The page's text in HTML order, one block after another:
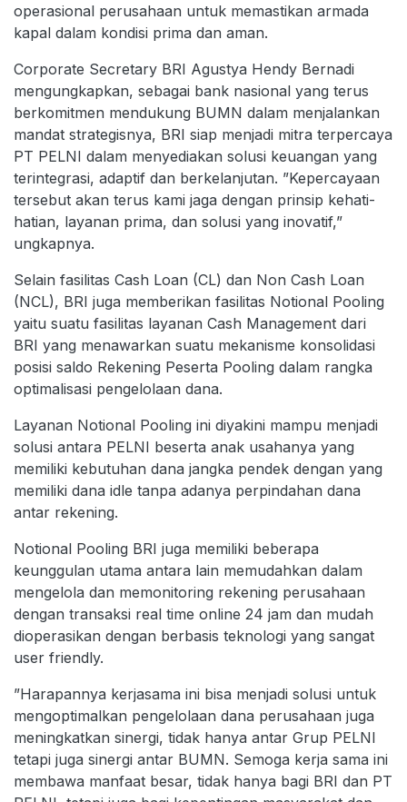
operasional perusahaan untuk memastikan armada
kapal dalam kondisi prima dan aman.
Corporate Secretary BRI Agustya Hendy Bernadi
mengungkapkan, sebagai bank nasional yang terus
berkomitmen mendukung BUMN dalam menjalankan
mandat strategisnya, BRI siap menjadi mitra terpercaya
PT PELNI dalam menyediakan solusi keuangan yang
terintegrasi, adaptif dan berkelanjutan. ”Kepercayaan
tersebut akan terus kami jaga dengan prinsip kehati-
hatian, layanan prima, dan solusi yang inovatif,”
ungkapnya.
Selain fasilitas Cash Loan (CL) dan Non Cash Loan
(NCL), BRI juga memberikan fasilitas Notional Pooling
yaitu suatu fasilitas layanan Cash Management dari
BRI yang menawarkan suatu mekanisme konsolidasi
posisi saldo Rekening Peserta Pooling dalam rangka
optimalisasi pengelolaan dana.
Layanan Notional Pooling ini diyakini mampu menjadi
solusi antara PELNI beserta anak usahanya yang
memiliki kebutuhan dana jangka pendek dengan yang
memiliki dana idle tanpa adanya perpindahan dana
antar rekening.
Notional Pooling BRI juga memiliki beberapa
keunggulan utama antara lain memudahkan dalam
mengelola dan memonitoring rekening perusahaan
dengan transaksi real time online 24 jam dan mudah
dioperasikan dengan berbasis teknologi yang sangat
user friendly.
”Harapannya kerjasama ini bisa menjadi solusi untuk
mengoptimalkan pengelolaan dana perusahaan juga
meningkatkan sinergi, tidak hanya antar Grup PELNI
tetapi juga sinergi antar BUMN. Semoga kerja sama ini
membawa manfaat besar, tidak hanya bagi BRI dan PT